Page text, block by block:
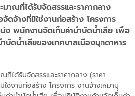
าณที่ได้รับจัดสรรและราคากลาง
ดจ้างที่มิใช่งานก่อสร้าง โครงการ
ง พนักงานจัดเก็บค่าบำบัดน้ำเสีย เพื่อ
บัดน้ำเสียของเทศบาลเมืองมุกดาหาร
ที่ได้รับจัดสรรและราคากลาง (ราคา
ช่งานก่อสร้าง โครงการ งานจ้างเหมาบุุุ